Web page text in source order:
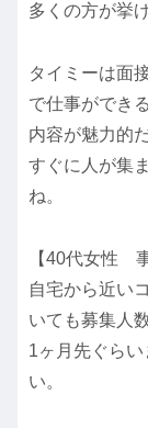
多くの方が挙
タイミーは面
で仕事ができ
内容が魅力的
すぐに人が集
ね。
【40代女性
自宅から近い
いても募集人
1ヶ月先ぐら
い。